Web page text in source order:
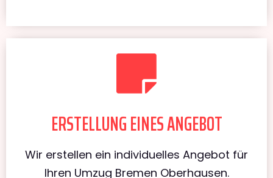
ERSTELLUNG EINES ANGEBOT
Wir erstellen ein individuelles Angebot für
Ihren Umzug Bremen Oberhausen.